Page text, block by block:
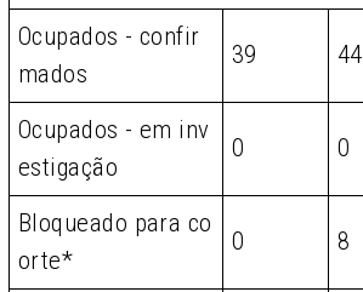
Ocupados - confir
mados
39 44
Ocupados - em inv
estigação
0 0
Bloqueado para co
orte*
0 8